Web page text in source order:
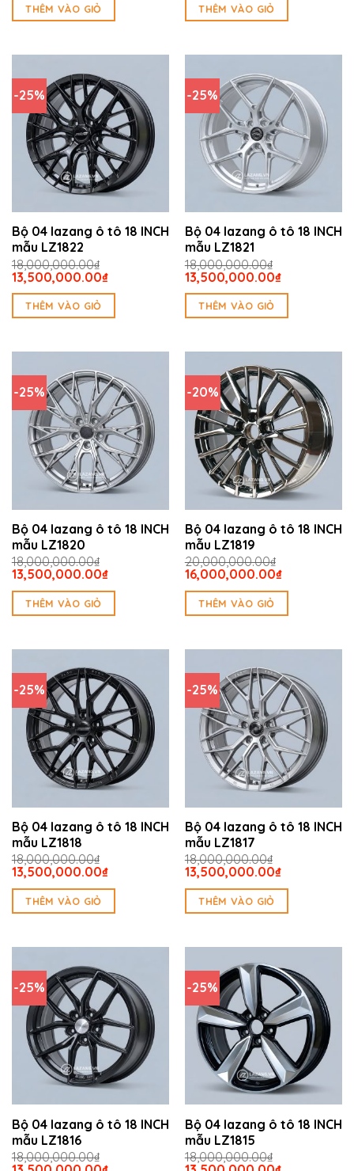
18,000,000.00₫.là:
THÊM VÀO GIỎ
18,000,000.00₫.là:
THÊM VÀO GIỎ
-25%
Bộ 04 lazang ô tô 18 INCH
mẫu LZ1822
18,000,000.00₫
Giá
gốc
18,000,000.00₫.
13,500,000.00₫Giá
là:
THÊM VÀO GIỎ
-25%
Bộ 04 lazang ô tô 18 INCH
mẫu LZ1821
18,000,000.00₫
Giá
gốc
18,000,000.00₫.
13,500,000.00₫Giá
là:
THÊM VÀO GIỎ
-25%
Bộ 04 lazang ô tô 18 INCH
mẫu LZ1820
18,000,000.00₫
Giá
gốc
18,000,000.00₫.
13,500,000.00₫Giá
là:
THÊM VÀO GIỎ
-20%
Bộ 04 lazang ô tô 18 INCH
mẫu LZ1819
20,000,000.00₫
Giá
gốc
20,000,000.00₫.
16,000,000.00₫Giá
là:
THÊM VÀO GIỎ
-25%
Bộ 04 lazang ô tô 18 INCH
mẫu LZ1818
18,000,000.00₫
Giá
gốc
18,000,000.00₫.
13,500,000.00₫Giá
là:
THÊM VÀO GIỎ
-25%
Bộ 04 lazang ô tô 18 INCH
mẫu LZ1817
18,000,000.00₫
Giá
gốc
18,000,000.00₫.
13,500,000.00₫Giá
là:
THÊM VÀO GIỎ
-25%
Bộ 04 lazang ô tô 18 INCH
mẫu LZ1816
18,000,000.00₫
-25%
Bộ 04 lazang ô tô 18 INCH
mẫu LZ1815
18,000,000.00₫